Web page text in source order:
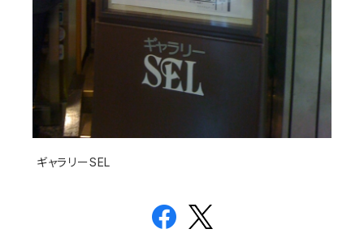
ギャラリーSEL